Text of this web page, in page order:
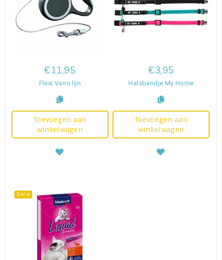
€11,95
Flexi Vario lijn
Toevoegen aan
winkelwagen
€3,95
Halsbandje My Home
Toevoegen aan
winkelwagen
Sale